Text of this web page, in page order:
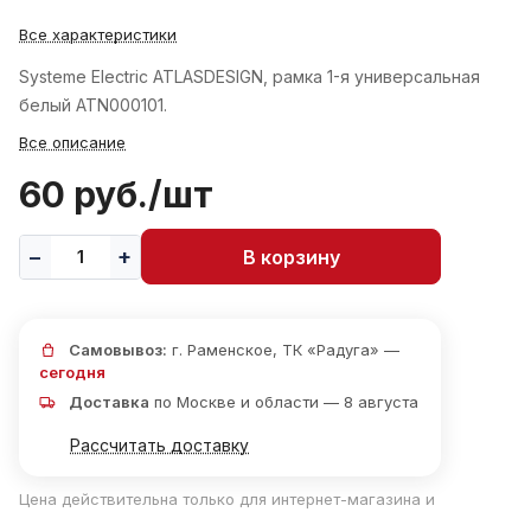
Все характеристики
Systeme Electric ATLASDESIGN, рамка 1-я универсальная
белый ATN000101.
Все описание
60 руб./шт
В корзину
Самовывоз: г. Раменское, ТК «Радуга» —
сегодня
Доставка по Москве и области — 8 августа
Рассчитать доставку
Цена действительна только для интернет-магазина и